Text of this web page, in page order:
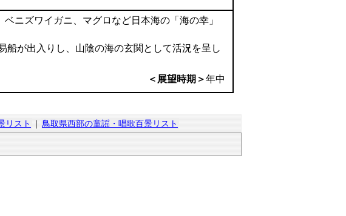
ニズワイガニ、マグロなど日本海の「海の幸」
が出入りし、山陰の海の玄関として活況を呈し
＜展望時期＞年中
リスト ｜ 鳥取県西部の童謡・唱歌百景リスト